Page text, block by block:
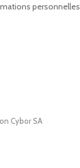
Cybor SA
personnelles